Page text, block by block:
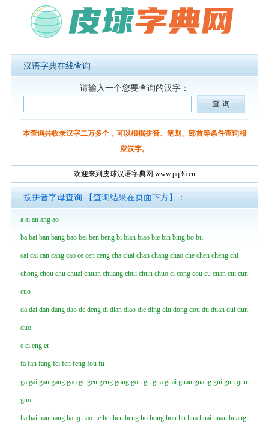
汉语字典在线查询
请输入一个您要查询的汉字：
本查询共收录汉字二万多个，可以根据拼音、笔划、部首等条件查询相
应汉字。
欢迎来到皮球汉语字典网 www.pq36.cn
按拼音字母查询 【查询结果在页面下方】：
a ai an ang ao
ba bai ban bang bao bei ben beng bi bian biao bie bin bing bo bu
cai cai can cang cao ce cen ceng cha chai chan chang chao che chen cheng chi
chong chou chu chuai chuan chuang chui chun chuo ci cong cou cu cuan cui cun
cuo
da dai dan dang dao de deng di dian diao die ding diu dong dou du duan dui dun
duo
e ei eng er
fa fan fang fei fen feng fou fu
ga gai gan gang gao ge gen geng gong gou gu gua guai guan guang gui gun ɡun
guo
ha hai han hang hanɡ hao he hei hen heng ho hong hou hu hua huai huan huang